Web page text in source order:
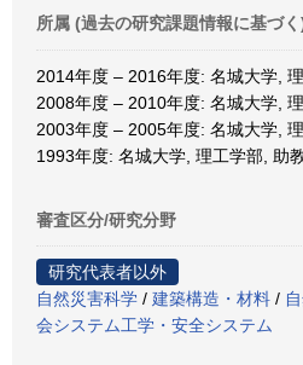
所属 (過去の研究課題情報に基づく
2014年度 – 2016年度: 名城大学,
2008年度 – 2010年度: 名城大学,
2003年度 – 2005年度: 名城大学,
1993年度: 名城大学, 理工学部, 助
審査区分/研究分野
研究代表者以外
自然災害科学 / 建築構造・材料 /
会システム工学・安全システム